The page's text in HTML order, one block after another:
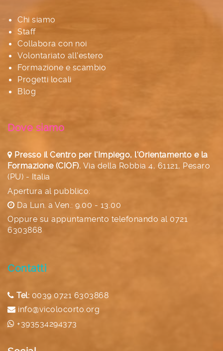
Chi siamo
Staff
Collabora con noi
Volontariato all'estero
Formazione e scambio
Progetti locali
Blog
Dove siamo
Presso il Centro per l'Impiego, l'Orientamento e la
Formazione (CIOF), Via della Robbia 4, 61121, Pesaro
(PU) - Italia
Apertura al pubblico:
Da Lun. a Ven.: 9.00 - 13.00
Oppure su appuntamento telefonando al 0721
6303868
Contatti
Tel: 0039 0721 6303868
info@vicolocorto.org
+393534294373